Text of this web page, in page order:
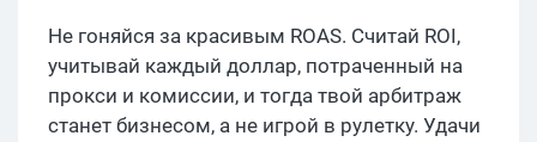
Не гоняйся за красивым ROAS. Считай ROI,
учитывай каждый доллар, потраченный на
прокси и комиссии, и тогда твой арбитраж
станет бизнесом, а не игрой в рулетку. Удачи